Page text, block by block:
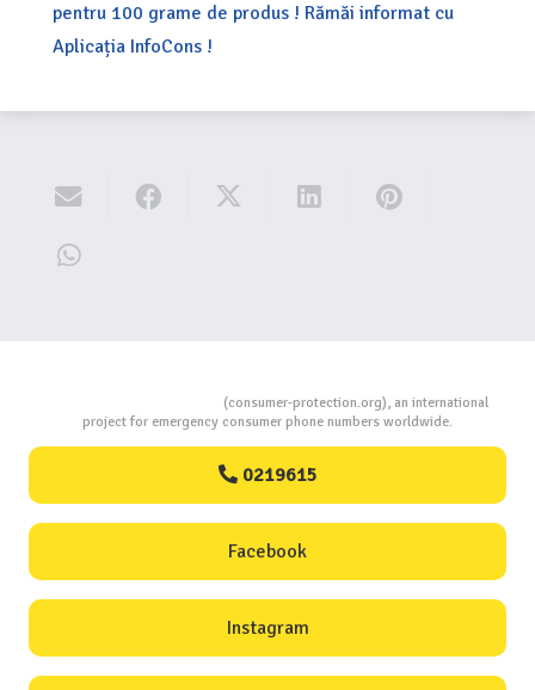
pentru 100 grame de produs ! Rămăi informat cu
Aplicația InfoCons !
(consumer-protection.org), an international
project for emergency consumer phone numbers worldwide.
0219615
Facebook
Instagram